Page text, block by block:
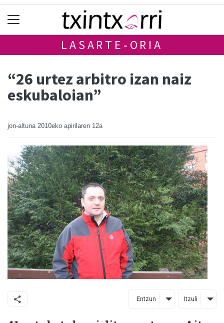
LASARTE-ORIA
“26 urtez arbitro izan naiz
eskubaloian”
jon-altuna 2010eko apirilaren 12a
Entzun Itzuli